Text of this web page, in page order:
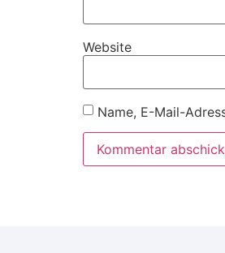
Website
Name, E-Mail-